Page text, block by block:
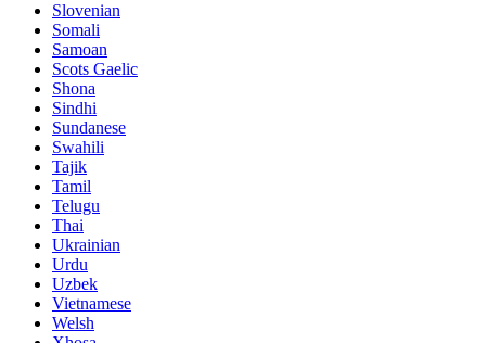
Slovenian
Somali
Samoan
Scots Gaelic
Shona
Sindhi
Sundanese
Swahili
Tajik
Tamil
Telugu
Thai
Ukrainian
Urdu
Uzbek
Vietnamese
Welsh